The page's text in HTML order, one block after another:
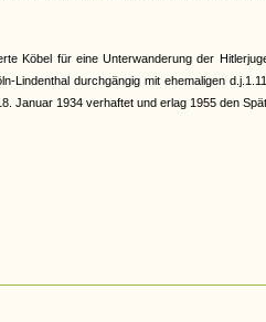
Köbel für eine Unterwanderung der
Lindenthal durchgängig mit ehemaligen
Januar 1934 verhaftet und erlag 1955 den